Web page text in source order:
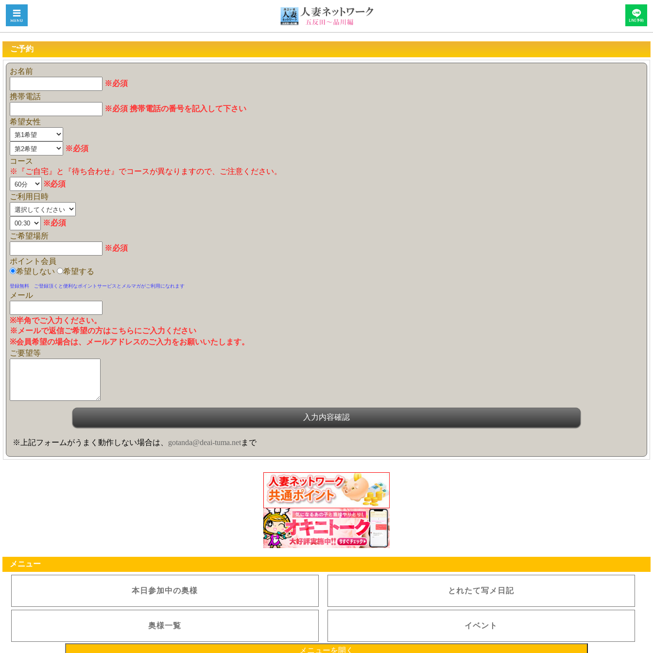
ご予約
お名前
※必須
携帯電話
※必須 携帯電話の番号を記入して下さい
希望女性
※必須
コース
※『ご自宅』と『待ち合わせ』でコースが異なりますので、ご注意ください。
※必須
ご利用日時
※必須
ご希望場所
※必須
ポイント会員
希望しない
希望する
登録無料 ご登録頂くと便利なポイントサービスとメルマガがご利用になれます
メール
※半角でご入力ください。
※メールで返信ご希望の方はこちらにご入力ください
※会員希望の場合は、メールアドレスのご入力をお願いいたします。
ご要望等
※上記フォームがうまく動作しない場合は、 gotanda@deai-tuma.netまで
メニュー
本日参加中の奥様 とれたて写メ日記
奥様一覧 イベント
メニューを開く